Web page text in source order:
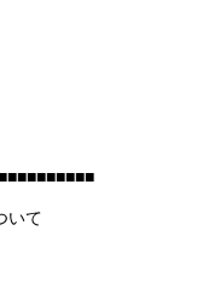
いて